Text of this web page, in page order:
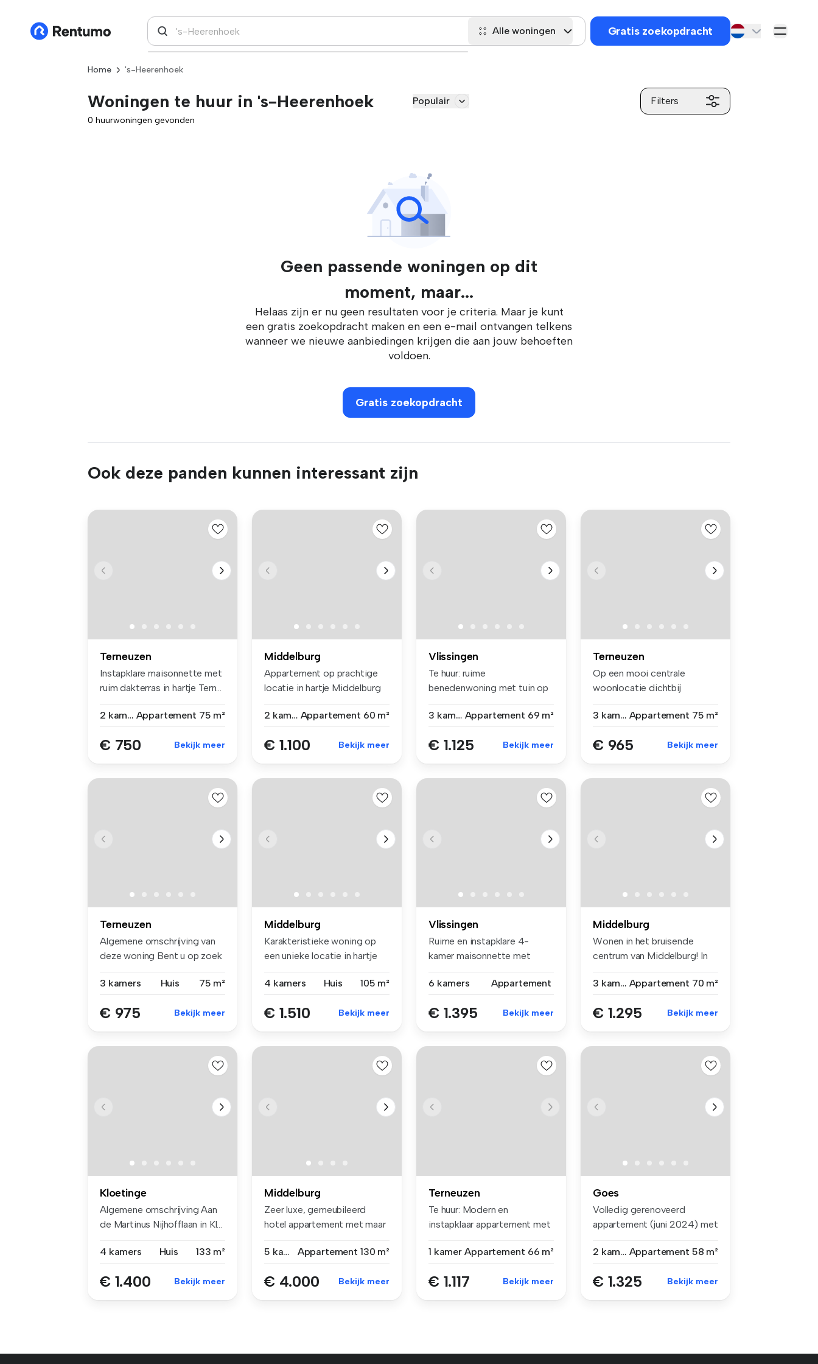
Alle woningen Gratis zoekopdracht
Home 's-Heerenhoek
Woningen te huur in 's-Heerenhoek Populair Filters
0 huurwoningen gevonden
Geen passende woningen op dit
moment, maar...
Helaas zijn er nu geen resultaten voor je criteria. Maar je kunt
een gratis zoekopdracht maken en een e-mail ontvangen telkens
wanneer we nieuwe aanbiedingen krijgen die aan jouw behoeften
voldoen.
Gratis zoekopdracht
Ook deze panden kunnen interessant zijn
Terneuzen
Instapklare maisonnette met
ruim dakterras in hartje Tern...
2 kamers Appartement 75 m²
€ 750 Bekijk meer
Middelburg
Appartement op prachtige
locatie in hartje Middelburg
2 kamers Appartement 60 m²
€ 1.100 Bekijk meer
Vlissingen
Te huur: ruime
benedenwoning met tuin op
3 kamers Appartement 69 m²
€ 1.125 Bekijk meer
Terneuzen
Op een mooi centrale
woonlocatie dichtbij
3 kamers Appartement 75 m²
€ 965 Bekijk meer
Terneuzen
Algemene omschrijving van
deze woning Bent u op zoek
3 kamers
Huis 75 m²
€ 975 Bekijk meer
Middelburg
Karakteristieke woning op
een unieke locatie in hartje
4 kamers
Huis 105 m²
€ 1.510 Bekijk meer
Vlissingen
Ruime en instapklare 4-
kamer maisonnette met
6 kamers
Appartement
€ 1.395 Bekijk meer
Middelburg
Wonen in het bruisende
centrum van Middelburg! In
3 kamers Appartement 70 m²
€ 1.295 Bekijk meer
Kloetinge
Algemene omschrijving Aan
de Martinus Nijhofflaan in Kl...
4 kamers Huis 133 m²
€ 1.400 Bekijk meer
Middelburg
Zeer luxe, gemeubileerd
hotel appartement met maar
5 kamers
Appartement 130 m²
€ 4.000 Bekijk meer
Terneuzen
Te huur: Modern en
instapklaar appartement met
1 kamer Appartement 66 m²
€ 1.117 Bekijk meer
Goes
Volledig gerenoveerd
appartement (juni 2024) met
2 kamers Appartement 58 m²
€ 1.325 Bekijk meer